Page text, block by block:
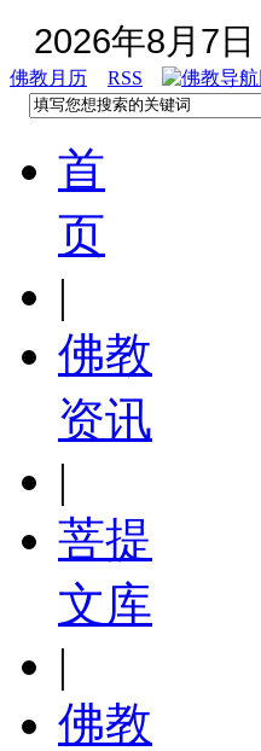
2026年8月7
佛教月历 RSS
首
页
|
佛教
资讯
|
菩提
文库
|
佛教